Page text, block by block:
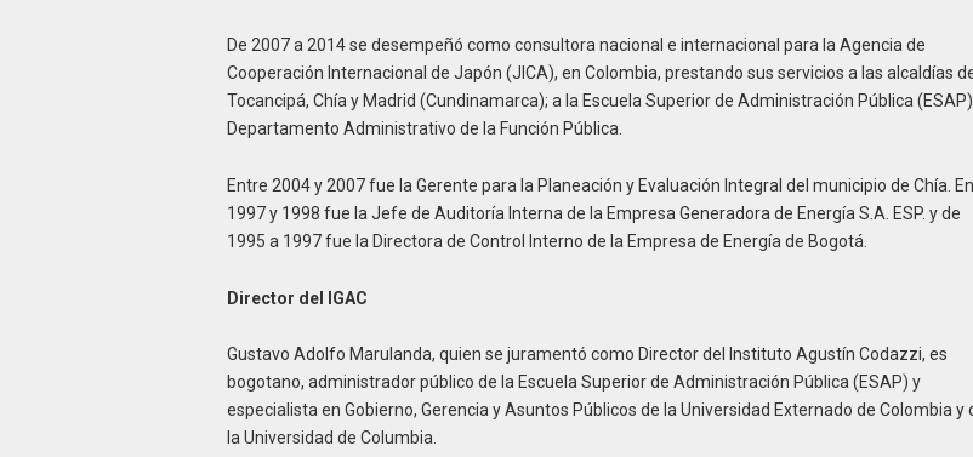
De 2007 a 2014 se desempeñó como consultora nacional e internacional para la Agencia de
Cooperación Internacional de Japón (JICA), en Colombia, prestando sus servicios a las alcaldías
Tocancipá, Chía y Madrid (Cundinamarca); a la Escuela Superior de Administración Pública (ESAP)
Departamento Administrativo de la Función Pública.
Entre 2004 y 2007 fue la Gerente para la Planeación y Evaluación Integral del municipio de Chía.
1997 y 1998 fue la Jefe de Auditoría Interna de la Empresa Generadora de Energía S.A. ESP. y de
1995 a 1997 fue la Directora de Control Interno de la Empresa de Energía de Bogotá.
Director del IGAC
Gustavo Adolfo Marulanda, quien se juramentó como Director del Instituto Agustín Codazzi, es
bogotano, administrador público de la Escuela Superior de Administración Pública (ESAP) y
especialista en Gobierno, Gerencia y Asuntos Públicos de la Universidad Externado de Colombia y
la Universidad de Columbia.